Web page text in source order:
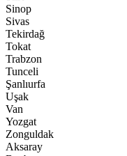
Sinop
Sivas
Tekirdağ
Tokat
Trabzon
Tunceli
Şanlıurfa
Uşak
Van
Yozgat
Zonguldak
Aksaray